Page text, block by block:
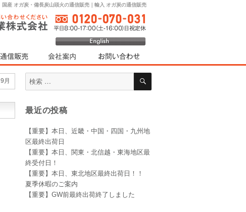
国産 オガ炭・備長炭山頭火の通信販売｜輸入 オガ炭の通信販売
9月
検
索
象:
検
最近の投稿
【重要】本日、近畿・中国・四国・九州地
区最終出荷日
【重要】本日、関東・北信越・東海地区最
終受付日！
【重要】本日、東北地区最終出荷日！！
夏季休暇のご案内
【重要】GW前最終出荷終了しました